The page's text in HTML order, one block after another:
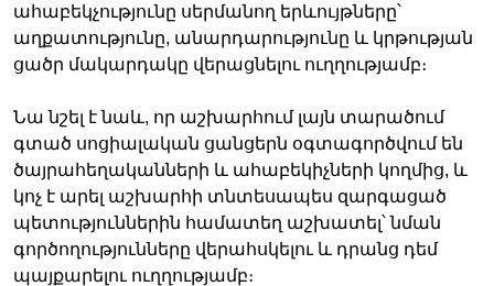
ահաբեկչությունը սերմանող երևույթները՝
աղքատությունը, անարդարությունը և կրթության
ցածր մակարդակը վերացնելու ուղղությամբ։
Նա նշել է նաև, որ աշխարհում լայն տարածում
գտած սոցիալական ցանցերն օգտագործվում են
ծայրահեղականների և ահաբեկիչների կողմից, և
կոչ է արել աշխարհի տնտեսապես զարգացած
պետություններին համատեղ աշխատել՝ նման
գործողությունները վերահսկելու և դրանց դեմ
պայքարելու ուղղությամբ։